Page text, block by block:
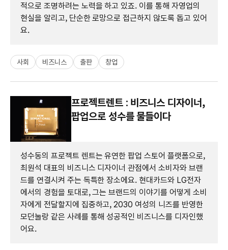
적으로 조명하려는 노력을 하고 있죠. 이를 통해 자영업의
현실을 알리고, 단순한 로망으로 접근하지 않도록 돕고 있어
요.
사회 비즈니스 출판 창업
프로젝트렌트 : 비즈니스 디자이너,
팝업으로 성수를 물들이다
성수동의 프로젝트 렌트는 유연한 팝업 스토어 플랫폼으로,
최원석 대표의 비즈니스 디자이너 관점에서 소비자와 브랜
드를 연결시켜 주는 독특한 장소에요. 현대카드와 LG전자
에서의 경험을 토대로, 그는 브랜드의 이야기를 어떻게 소비
자에게 전달할지에 집중하고, 2030 여성의 니즈를 반영한
모던눌랑 같은 사례를 통해 성공적인 비즈니스를 디자인했
어요.